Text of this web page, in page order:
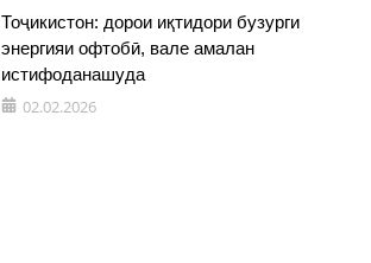
Тоҷикистон: дорои иқтидори бузурги
энергияи офтобӣ, вале амалан
истифоданашуда
02.02.2026